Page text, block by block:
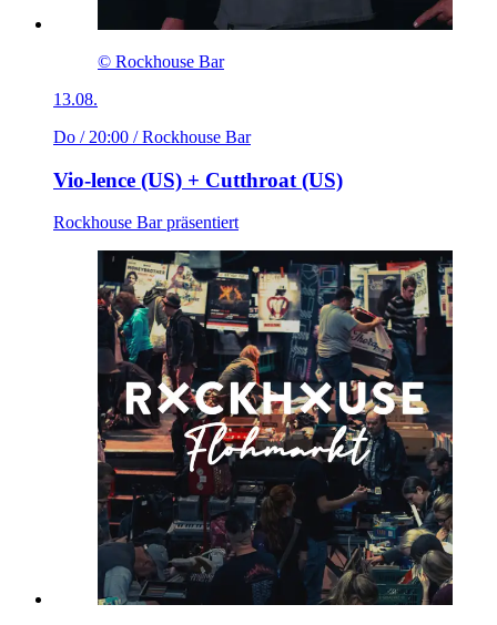
© Rockhouse Bar
13.08.
Do / 20:00 / Rockhouse Bar
Vio-lence (US) + Cutthroat (US)
Rockhouse Bar präsentiert